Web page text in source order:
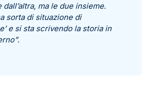
dall’altra, ma le due insieme.
sorta di situazione di
e si sta scrivendo la storia in